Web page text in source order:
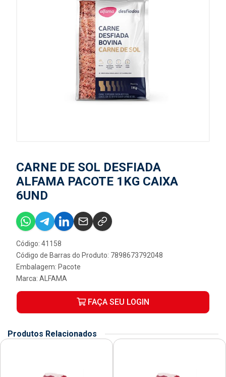
CARNE DE SOL DESFIADA
ALFAMA PACOTE 1KG CAIXA
6UND
Código: 41158
Código de Barras do Produto: 7898673792048
Embalagem: Pacote
Marca: ALFAMA
FAÇA SEU LOGIN
Produtos Relacionados